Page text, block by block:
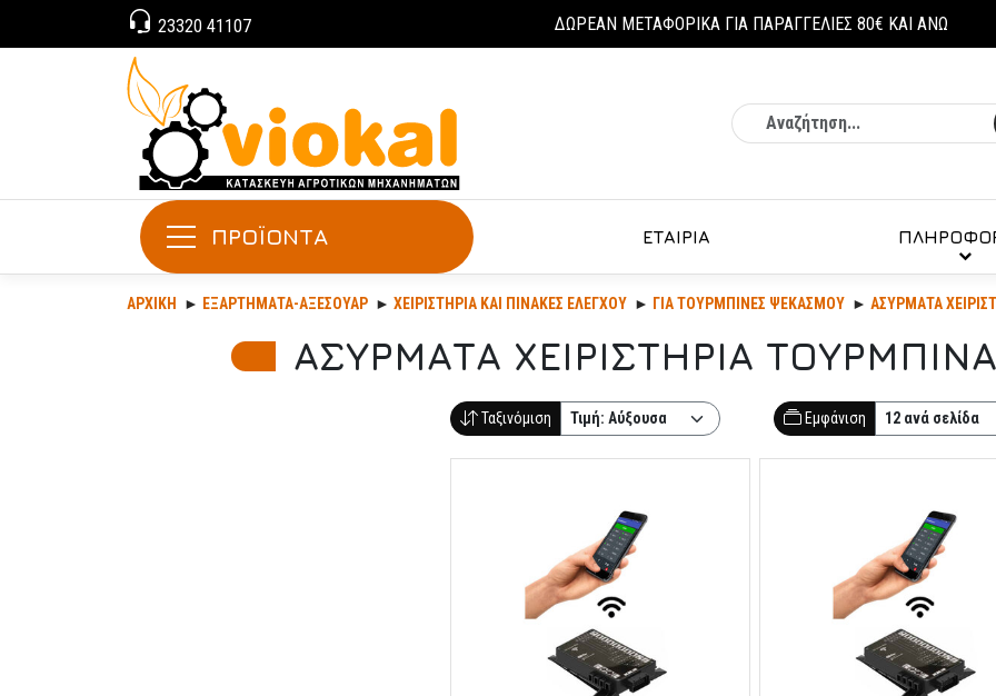
23320 41107 ΔΩΡΕΑΝ ΜΕΤΑΦΟΡΙΚΑ ΓΙΑ ΠΑΡΑΓΓΕΛΙΕΣ 80€ ΚΑΙ ΑΝΩ
ΠΡΟΪΟΝΤΑ ΕΤΑΙΡΙΑ
ΑΡΧΙΚΉ ΕΞΑΡΤΉΜΑΤΑ-ΑΞΕΣΟΥΆΡ ΧΕΙΡΙΣΤΗΡΙΑ ΚΑΙ ΠΙΝΑΚΕΣ ΕΛΕΓΧΟΥ ΓΙΑ ΤΟΥΡΜΠΙΝΕΣ ΨΕΚΑΣΜΟΥ ΑΣΥΡΜΑΤΑ
ΑΣΥΡΜΑΤΑ ΧΕΙΡΙΣΤΗΡΙΑ
Ταξινόμιση Εμφάνιση